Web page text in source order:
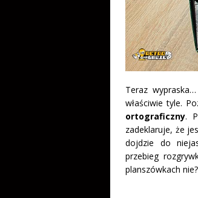
Teraz
właściwie tyle.
ortograficzny.
zadeklaruje, że
dojdzie do
przebieg
planszówkach